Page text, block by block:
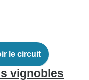
le circuit
vignobles